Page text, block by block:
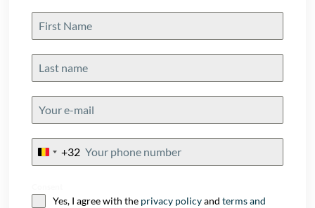
Belgium
+32
Yes, I agree with the privacy policyandterms and